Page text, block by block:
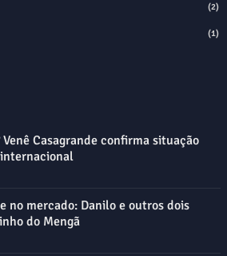
(2)
(1)
Casagrande confirma situação
no mercado: Danilo e outros dois
do Mengã